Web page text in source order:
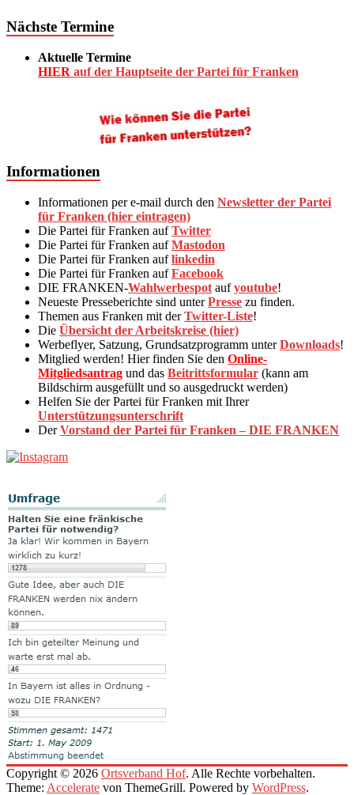
Nächste Termine
Aktuelle Termine
HIER auf der Hauptseite der Partei für Franken
Informationen
Informationen per e-mail durch den Newsletter der Partei
für Franken (hier eintragen)
Die Partei für Franken aufTwitter
Die Partei für Franken aufMastodon
Die Partei für Franken auflinkedin
Die Partei für Franken aufFacebook
DIE FRANKEN-Wahlwerbespot aufyoutube!
Neueste Presseberichte sind unterPresse zu finden.
Themen aus Franken mit derTwitter-Liste!
Die Übersicht der Arbeitskreise (hier)
Werbeflyer, Satzung, Grundsatzprogramm unterDownloads!
Mitglied werden! Hier finden Sie den Online-
Mitgliedsantrag und das Beitrittsformular (kann am
Bildschirm ausgefüllt und so ausgedruckt werden)
Helfen Sie der Partei für Franken mit Ihrer
Unterstützungsunterschrift
DerVorstand der Partei für Franken – DIE FRANKEN
Copyright © 2026 Ortsverband Hof. Alle Rechte vorbehalten.
Theme: Accelerate von ThemeGrill. Powered by WordPress.